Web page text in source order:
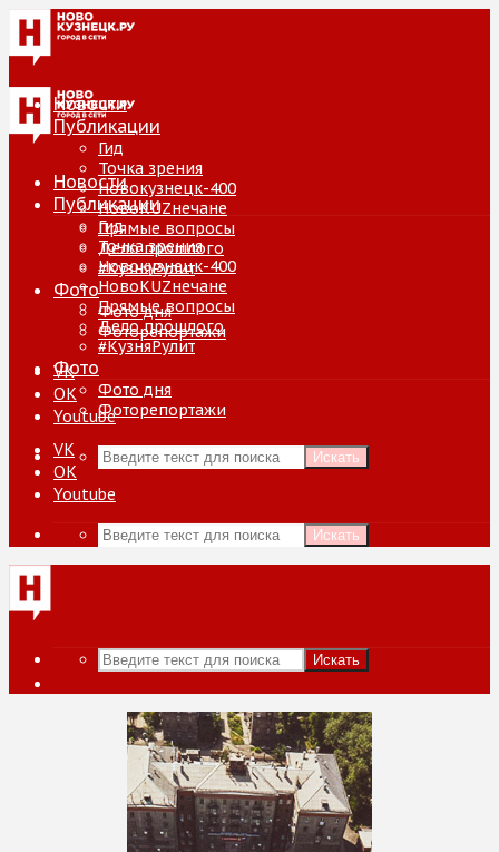
Новости
Публикации
Гид
Точка зрения
Новокузнецк-400
НовоKUZнечане
Прямые вопросы
Дело прошлого
#КузняРулит
Фото
Фото дня
Фоторепортажи
VK
ОК
Youtube
Искать
Новости
Публикации
Гид
Точка зрения
Новокузнецк-400
НовоKUZнечане
Прямые вопросы
Дело прошлого
#КузняРулит
Фото
Фото дня
Фоторепортажи
VK
ОК
Youtube
Искать
Искать